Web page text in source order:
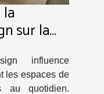
sur la
influence
les espaces de
au quotidien.